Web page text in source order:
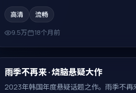
味无穷。
高清
流畅
9.5万
18个月前
热门
雨季不再来 · 烧脑悬疑大作
2023年韩国年度悬疑话题之作。雨季不再